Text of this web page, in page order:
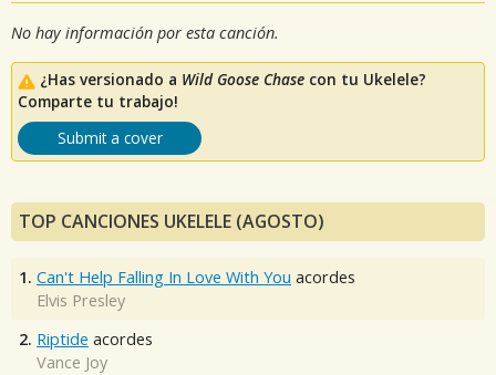
No hay información por esta canción.
¿Has versionado a Wild Goose Chase con tu Ukelele?
Comparte tu trabajo!
Submit a cover
TOP CANCIONES UKELELE (AGOSTO)
1. Can't Help Falling In Love With You acordes
Elvis Presley
2. Riptide acordes
Vance Joy